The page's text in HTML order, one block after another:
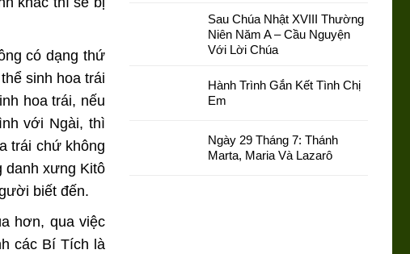
có dạng thứ
sinh hoa trái
hoa trái, nếu
với Ngài, thì
trái chứ không
danh xưng Kitô
biết đến.
hơn, qua việc
các Bí Tích là
Sau Chúa Nhật XVIII Thường
Niên Năm A – Cầu Nguyện
Với Lời Chúa
Hành Trình Gắn Kết Tình Chị
Em
Ngày 29 Tháng 7: Thánh
Marta, Maria Và Lazarô